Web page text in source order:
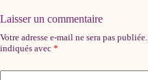
Laisser un commentaire
Votre adresse e-mail ne sera pas publiée.
indiqués avec *